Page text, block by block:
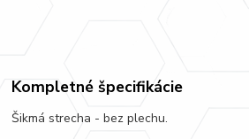
Kompletné špecifikácie
Šikmá strecha - bez plechu.